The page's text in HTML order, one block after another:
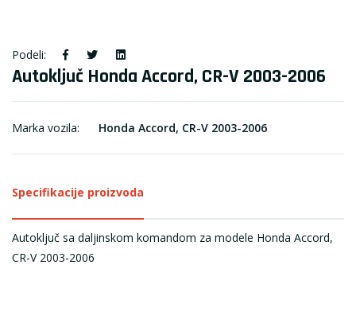
Podeli:
Autoključ Honda Accord, CR-V 2003-2006
Marka vozila: Honda Accord, CR-V 2003-2006
Specifikacije proizvoda
Autoključ sa daljinskom komandom za modele Honda Accord,
CR-V 2003-2006